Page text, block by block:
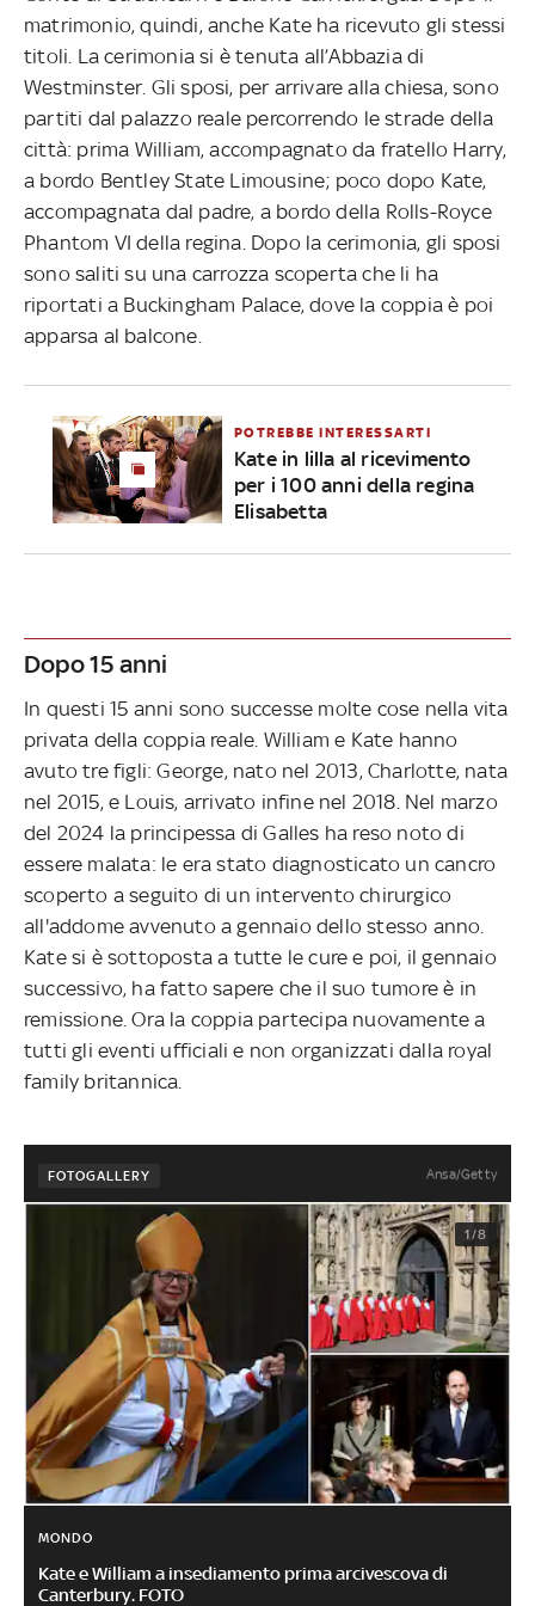
matrimonio, quindi, anche Kate ha ricevuto gli stessi
titoli. La cerimonia si è tenuta all’Abbazia di
Westminster. Gli sposi, per arrivare alla chiesa, sono
partiti dal palazzo reale percorrendo le strade della
città: prima William, accompagnato da fratello Harry,
a bordo Bentley State Limousine; poco dopo Kate,
accompagnata dal padre, a bordo della Rolls-Royce
Phantom VI della regina. Dopo la cerimonia, gli sposi
sono saliti su una carrozza scoperta che li ha
riportati a Buckingham Palace, dove la coppia è poi
apparsa al balcone.
POTREBBE INTERESSARTI
Kate in lilla al ricevimento
per i 100 anni della regina
Elisabetta
Dopo 15 anni
In questi 15 anni sono successe molte cose nella vita
privata della coppia reale. William e Kate hanno
avuto tre figli: George, nato nel 2013, Charlotte, nata
nel 2015, e Louis, arrivato infine nel 2018. Nel marzo
del 2024 la principessa di Galles ha reso noto di
essere malata: le era stato diagnosticato un cancro
scoperto a seguito di un intervento chirurgico
all'addome avvenuto a gennaio dello stesso anno.
Kate si è sottoposta a tutte le cure e poi, il gennaio
successivo, ha fatto sapere che il suo tumore è in
remissione. Ora la coppia partecipa nuovamente a
tutti gli eventi ufficiali e non organizzati dalla royal
family britannica.
FOTOGALLERY Ansa/Getty
1/8
MONDO
Kate e William a insediamento prima arcivescova di
Canterbury. FOTO